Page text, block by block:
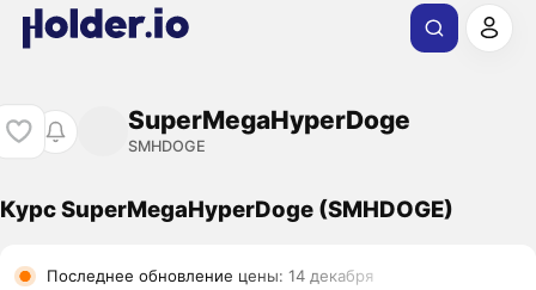
SuperMegaHyperDoge
SMHDOGE
Курс SuperMegaHyperDoge (SMHDOGE)
Последнее обновление цены: 14 декабря